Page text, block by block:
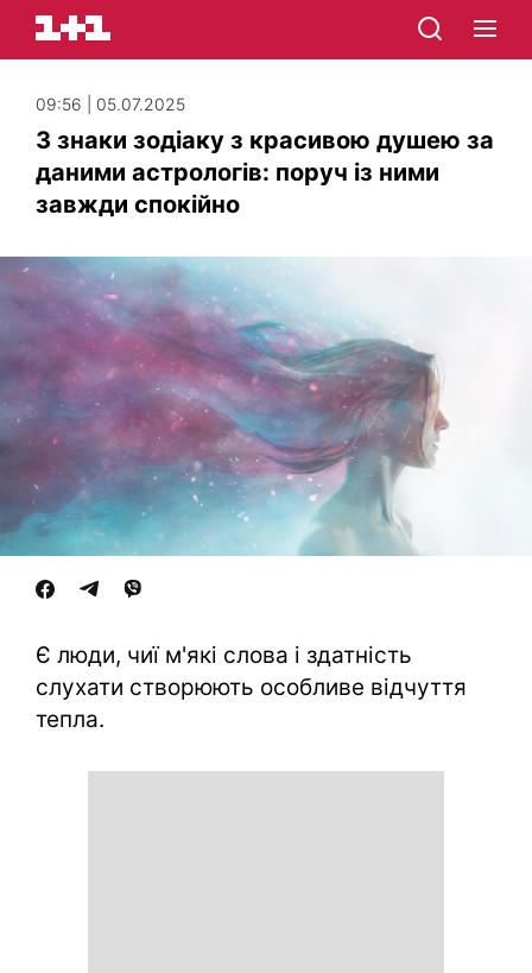
09:56 | 05.07.2025
3 знаки зодіаку з красивою душею за
даними астрологів: поруч із ними
завжди спокійно
Є люди, чиї м'які слова і здатність
слухати створюють особливе відчуття
тепла.